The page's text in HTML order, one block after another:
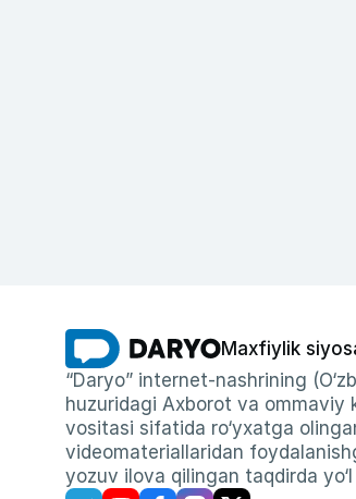
Maxfiylik
“Daryo” internet-nashrining
huzuridagi Axborot va
vositasi sifatida ro‘yxatga
videomateriallaridan
yozuv ilova qilingan taqdirda yo‘l